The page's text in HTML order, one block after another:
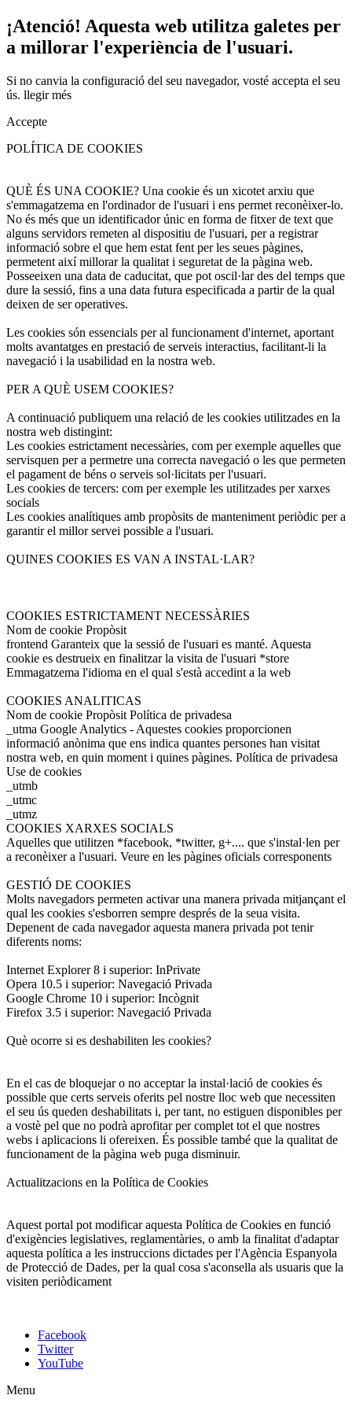
¡Atenció! Aquesta web utilitza galetes per
a millorar l'experiència de l'usuari.
Si no canvia la configuració del seu navegador, vosté accepta el seu
ús. llegir més
Accepte
POLÍTICA DE COOKIES
QUÈ ÉS UNA COOKIE? Una cookie és un xicotet arxiu que
s'emmagatzema en l'ordinador de l'usuari i ens permet reconèixer-lo.
No és més que un identificador únic en forma de fitxer de text que
alguns servidors remeten al dispositiu de l'usuari, per a registrar
informació sobre el que hem estat fent per les seues pàgines,
permetent així millorar la qualitat i seguretat de la pàgina web.
Posseeixen una data de caducitat, que pot oscil·lar des del temps que
dure la sessió, fins a una data futura especificada a partir de la qual
deixen de ser operatives.
Les cookies són essencials per al funcionament d'internet, aportant
molts avantatges en prestació de serveis interactius, facilitant-li la
navegació i la usabilidad en la nostra web.
PER A QUÈ USEM COOKIES?
A continuació publiquem una relació de les cookies utilitzades en la
nostra web distingint:
Les cookies estrictament necessàries, com per exemple aquelles que
servisquen per a permetre una correcta navegació o les que permeten
el pagament de béns o serveis sol·licitats per l'usuari.
Les cookies de tercers: com per exemple les utilitzades per xarxes
socials
Les cookies analítiques amb propòsits de manteniment periòdic per a
garantir el millor servei possible a l'usuari.
QUINES COOKIES ES VAN A INSTAL·LAR?
COOKIES ESTRICTAMENT NECESSÀRIES
Nom de cookie Propòsit
frontend Garanteix que la sessió de l'usuari es manté. Aquesta
cookie es destrueix en finalitzar la visita de l'usuari *store
Emmagatzema l'idioma en el qual s'està accedint a la web
COOKIES ANALITICAS
Nom de cookie Propòsit Política de privadesa
_utma Google Analytics - Aquestes cookies proporcionen
informació anònima que ens indica quantes persones han visitat
nostra web, en quin moment i quines pàgines. Política de privadesa
Use de cookies
_utmb
_utmc
_utmz
COOKIES XARXES SOCIALS
Aquelles que utilitzen *facebook, *twitter, g+.... que s'instal·len per
a reconèixer a l'usuari. Veure en les pàgines oficials corresponents
GESTIÓ DE COOKIES
Molts navegadors permeten activar una manera privada mitjançant el
qual les cookies s'esborren sempre després de la seua visita.
Depenent de cada navegador aquesta manera privada pot tenir
diferents noms:
Internet Explorer 8 i superior: InPrivate
Opera 10.5 i superior: Navegació Privada
Google Chrome 10 i superior: Incògnit
Firefox 3.5 i superior: Navegació Privada
Què ocorre si es deshabiliten les cookies?
En el cas de bloquejar o no acceptar la instal·lació de cookies és
possible que certs serveis oferits pel nostre lloc web que necessiten
el seu ús queden deshabilitats i, per tant, no estiguen disponibles per
a vostè pel que no podrà aprofitar per complet tot el que nostres
webs i aplicacions li ofereixen. És possible també que la qualitat de
funcionament de la pàgina web puga disminuir.
Actualitzacions en la Política de Cookies
Aquest portal pot modificar aquesta Política de Cookies en funció
d'exigències legislatives, reglamentàries, o amb la finalitat d'adaptar
aquesta política a les instruccions dictades per l'Agència Espanyola
de Protecció de Dades, per la qual cosa s'aconsella als usuaris que la
visiten periòdicament
Facebook
Twitter
YouTube
Menu